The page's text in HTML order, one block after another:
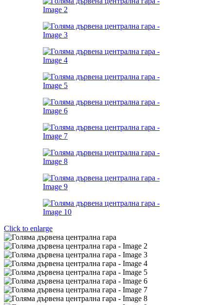
Click to enlarge